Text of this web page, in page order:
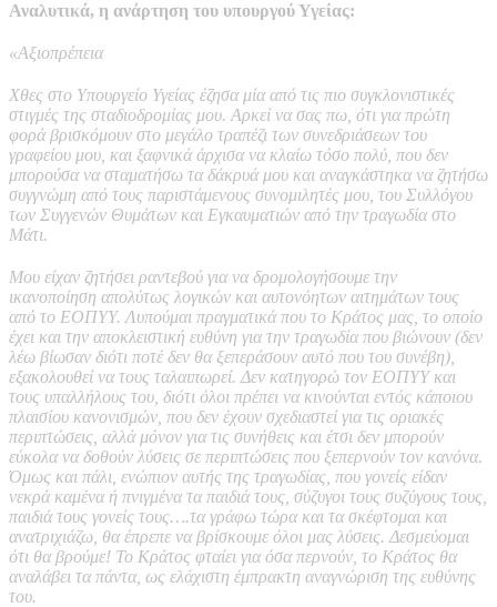
Αναλυτικά, η ανάρτηση του υπουργού Υγείας:
«Αξιοπρέπεια
Χθες στο Υπουργείο Υγείας έζησα μία από τις πιο συγκλονιστικές
στιγμές της σταδιοδρομίας μου. Αρκεί να σας πω, ότι για πρώτη
φορά βρισκόμουν στο μεγάλο τραπέζι των συνεδριάσεων του
γραφείου μου, και ξαφνικά άρχισα να κλαίω τόσο πολύ, που δεν
μπορούσα να σταματήσω τα δάκρυά μου και αναγκάστηκα να ζητήσω
συγγνώμη από τους παριστάμενους συνομιλητές μου, του Συλλόγου
των Συγγενών Θυμάτων και Εγκαυματιών από την τραγωδία στο
Μάτι.
Μου είχαν ζητήσει ραντεβού για να δρομολογήσουμε την
ικανοποίηση απολύτως λογικών και αυτονόητων αιτημάτων τους
από το ΕΟΠΥΥ. Λυπούμαι πραγματικά που το Κράτος μας, το οποίο
έχει και την αποκλειστική ευθύνη για την τραγωδία που βιώνουν (δεν
λέω βίωσαν διότι ποτέ δεν θα ξεπεράσουν αυτό που του συνέβη),
εξακολουθεί να τους ταλαιπωρεί. Δεν κατηγορώ τον ΕΟΠΥΥ και
τους υπαλλήλους του, διότι όλοι πρέπει να κινούνται εντός κάποιου
πλαισίου κανονισμών, που δεν έχουν σχεδιαστεί για τις οριακές
περιπτώσεις, αλλά μόνον για τις συνήθεις και έτσι δεν μπορούν
εύκολα να δοθούν λύσεις σε περιπτώσεις που ξεπερνούν τον κανόνα.
Όμως και πάλι, ενώπιον αυτής της τραγωδίας, που γονείς είδαν
νεκρά καμένα ή πνιγμένα τα παιδιά τους, σύζυγοι τους συζύγους τους,
παιδιά τους γονείς τους….τα γράφω τώρα και τα σκέφτομαι και
ανατριχιάζω, θα έπρεπε να βρίσκουμε όλοι μας λύσεις. Δεσμεύομαι
ότι θα βρούμε! Το Κράτος φταίει για όσα περνούν, το Κράτος θα
αναλάβει τα πάντα, ως ελάχιστη έμπρακτη αναγνώριση της ευθύνης
του.